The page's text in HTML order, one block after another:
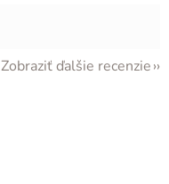
Zobraziť ďalšie recenzie